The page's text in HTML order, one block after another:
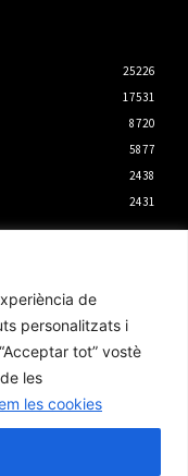
de
personalitzats i
tot” vostè
les
les cookies
25226
17531
8720
5877
2438
2431
un
a
la